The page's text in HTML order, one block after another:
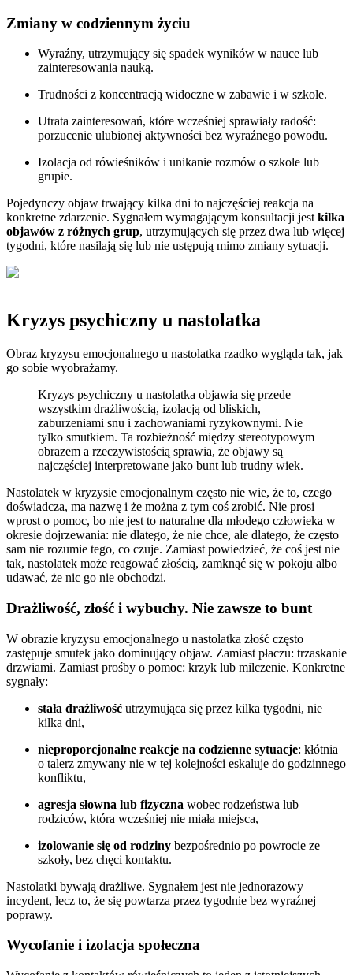
Zmiany w codziennym życiu
Wyraźny, utrzymujący się spadek wyników w nauce lub
zainteresowania nauką.
Trudności z koncentracją widoczne w zabawie i w szkole.
Utrata zainteresowań, które wcześniej sprawiały radość:
porzucenie ulubionej aktywności bez wyraźnego powodu.
Izolacja od rówieśników i unikanie rozmów o szkole lub
grupie.
Pojedynczy objaw trwający kilka dni to najczęściej reakcja na
konkretne zdarzenie. Sygnałem wymagającym konsultacji jest kilka
objawów z różnych grup, utrzymujących się przez dwa lub więcej
tygodni, które nasilają się lub nie ustępują mimo zmiany sytuacji.
Kryzys psychiczny u nastolatka
Obraz kryzysu emocjonalnego u nastolatka rzadko wygląda tak, jak
go sobie wyobrażamy.
Kryzys psychiczny u nastolatka objawia się przede
wszystkim drażliwością, izolacją od bliskich,
zaburzeniami snu i zachowaniami ryzykownymi. Nie
tylko smutkiem. Ta rozbieżność między stereotypowym
obrazem a rzeczywistością sprawia, że objawy są
najczęściej interpretowane jako bunt lub trudny wiek.
Nastolatek w kryzysie emocjonalnym często nie wie, że to, czego
doświadcza, ma nazwę i że można z tym coś zrobić. Nie prosi
wprost o pomoc, bo nie jest to naturalne dla młodego człowieka w
okresie dojrzewania: nie dlatego, że nie chce, ale dlatego, że często
sam nie rozumie tego, co czuje. Zamiast powiedzieć, że coś jest nie
tak, nastolatek może reagować złością, zamknąć się w pokoju albo
udawać, że nic go nie obchodzi.
Drażliwość, złość i wybuchy. Nie zawsze to bunt
W obrazie kryzysu emocjonalnego u nastolatka złość często
zastępuje smutek jako dominujący objaw. Zamiast płaczu: trzaskanie
drzwiami. Zamiast prośby o pomoc: krzyk lub milczenie. Konkretne
sygnały:
stała drażliwość utrzymująca się przez kilka tygodni, nie
kilka dni,
nieproporcjonalne reakcje na codzienne sytuacje: kłótnia
o talerz zmywany nie w tej kolejności eskaluje do godzinnego
konfliktu,
agresja słowna lub fizyczna wobec rodzeństwa lub
rodziców, która wcześniej nie miała miejsca,
izolowanie się od rodziny bezpośrednio po powrocie ze
szkoły, bez chęci kontaktu.
Nastolatki bywają drażliwe. Sygnałem jest nie jednorazowy
incydent, lecz to, że się powtarza przez tygodnie bez wyraźnej
poprawy.
Wycofanie i izolacja społeczna